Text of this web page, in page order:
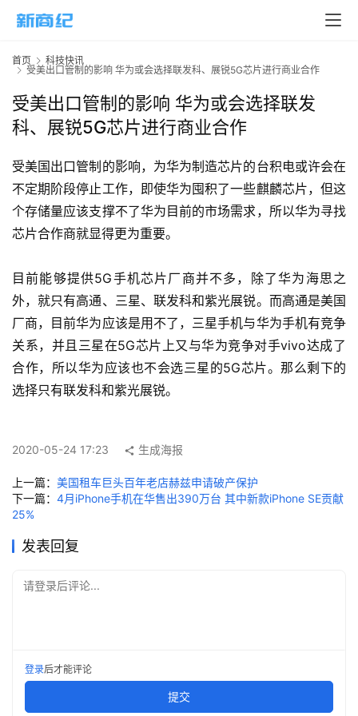
首
商
业
5
G
人
智
能
A
科
技
创
投
纪
说
新
商
首页
科技快讯
受美出口管制的影响 华为或会选择联发科、展锐5G芯片进行商业合作
受美出口管制的影响 华为或会选择联发
科、展锐5G芯片进行商业合作
受美国出口管制的影响，为华为制造芯片的台积电或许会在
不定期阶段停止工作，即使华为囤积了一些麒麟芯片，但这
个存储量应该支撑不了华为目前的市场需求，所以华为寻找
芯片合作商就显得更为重要。
目前能够提供5G手机芯片厂商并不多，除了华为海思之
外，就只有高通、三星、联发科和紫光展锐。而高通是美国
厂商，目前华为应该是用不了，三星手机与华为手机有竞争
关系，并且三星在5G芯片上又与华为竞争对手vivo达成了
合作，所以华为应该也不会选三星的5G芯片。那么剩下的
选择只有联发科和紫光展锐。
2020-05-24 17:23 生成海报
上一篇： 美国租车巨头百年老店赫兹申请破产保护
下一篇： 4月iPhone手机在华售出390万台 其中新款iPhone SE贡献
25%
发表回复
请登录后评论...
登录后才能评论
提交